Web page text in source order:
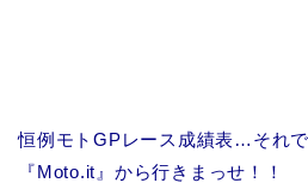
恒例モトGPレース成績表…それ
『Moto.it』から行きまっせ！！